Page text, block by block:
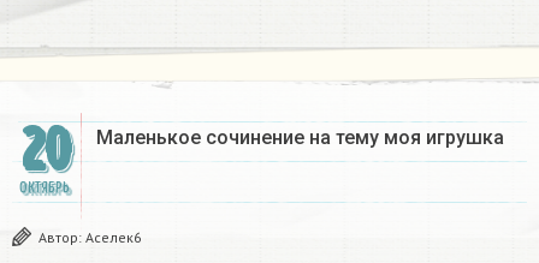
20
ОКТЯБРЬ
Маленькое сочинение на тему моя игрушка
Автор: Аселек6